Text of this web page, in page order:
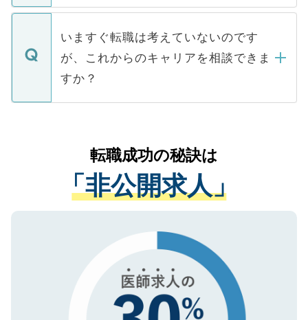
関を公にしてしまうと、応募が殺到する場
に、医療機関が求める条件に合った人材の
みを人材紹介会社に依頼するケースが増え
ています。
定を承諾する必要はありません。内定先へ
の辞退の連絡はキャリアパートナーが行い
個人情報が漏えいすることはありませんの
で、ご安心ください。当サイトからの登録
などで収集したご登録者様の個人情報は、
ご本人のキャリアアップおよび転職活動の
支援を目的に使用いたします。お預かりし
ているすべての個人データはご本人の許可
は、個人情報の取り扱いについての厳密な
管理基準を満たした事業者のみに付与され
る、プライバシーマークを取得済みです。
で、機密保持に関してもご安心ください。
いますぐ転職は考えていないのです
が、これからのキャリアを相談できま
すか？
かがいして、現在の医療機関の状況や紹介
経験をまじえながら、適切なアドバイスを
させていただきます。すぐにご転職をされ
ない方には、長期的なサポートが可能です
ので、まずはご登録ください。
転職成功の秘訣は
「非公開求人」